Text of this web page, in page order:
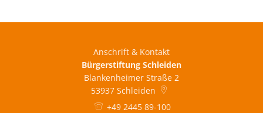
Anschrift & Kontakt
Bürgerstiftung Schleiden
Blankenheimer Straße 2
53937 Schleiden
+49 2445 89-100